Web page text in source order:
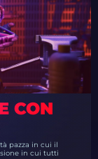
CON
pazza in cui il
in cui tutti